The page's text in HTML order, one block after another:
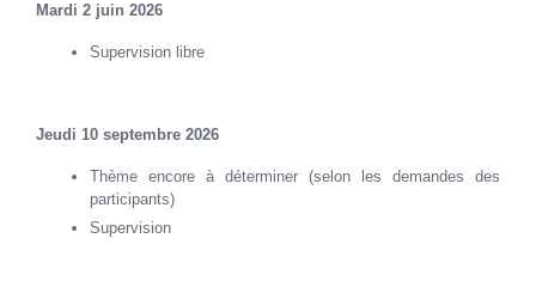
Mardi 2 juin 2026
Supervision libre
Jeudi 10 septembre 2026
Thème encore à déterminer (selon les demandes des
participants)
Supervision